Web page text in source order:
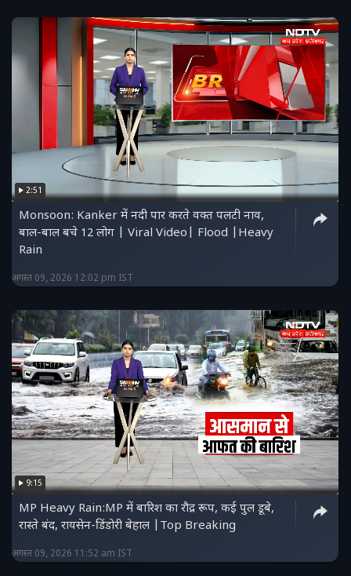
2:51
Monsoon: Kanker में नदी पार करते वक्त पलटी नाव,
बाल-बाल बचे 12 लोग | Viral Video| Flood |Heavy
Rain
अगस्त 09, 2026 12:02 pm IST
9:15
MP Heavy Rain:MP में बारिश का रौद्र रूप, कई पुल डूबे,
रास्ते बंद, रायसेन-डिंडोरी बेहाल |Top Breaking
अगस्त 09, 2026 11:52 am IST